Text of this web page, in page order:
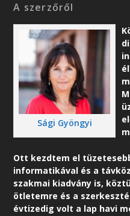
A szerzőről
Sági Gyöngyi
Ott kezdtem el
informatikával és a
szakmai kiadvány is,
ötletemre és a
évtizedig volt a lap havi